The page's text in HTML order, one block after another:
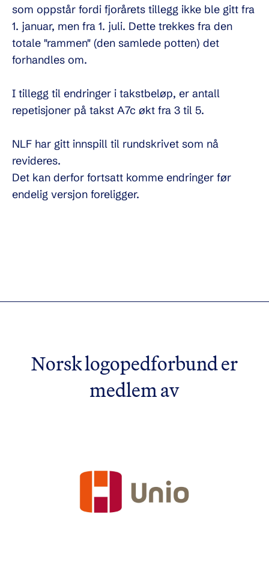
som oppstår fordi fjorårets tillegg ikke ble gitt fra
1. januar, men fra 1. juli. Dette trekkes fra den
totale "rammen" (den samlede potten) det
forhandles om.
I tillegg til endringer i takstbeløp, er antall
repetisjoner på takst A7c økt fra 3 til 5.
NLF har gitt innspill til rundskrivet som nå
revideres.
Det kan derfor fortsatt komme endringer før
endelig versjon foreligger.
Norsk logopedforbund er
medlem av